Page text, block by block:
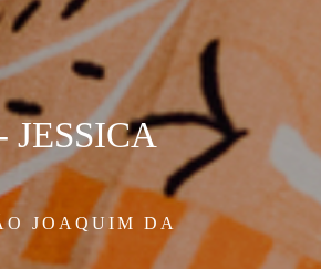
JOAQUIM DA
JESSICA